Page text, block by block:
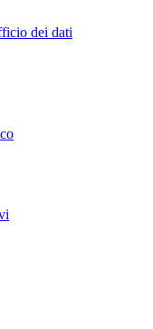
dei dati